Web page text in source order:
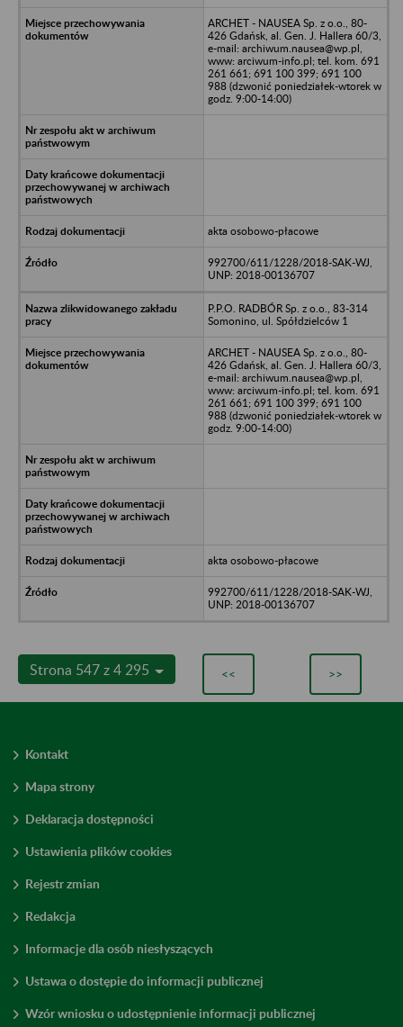
ARCHET - NAUSEA Sp. z o.o., 80-
426 Gdańsk, al. Gen. J. Hallera 60/3,
e-mail: archiwum.nausea@wp.pl,
www: arciwum-info.pl; tel. kom. 691
261 661; 691 100 399; 691 100
988 (dzwonić poniedziałek-wtorek w
godz. 9:00-14:00)
akta osobowo-płacowe
992700/611/1228/2018-SAK-WJ,
UNP: 2018-00136707
P.P.O. RADBÓR Sp. z o.o., 83-314
Somonino, ul. Spółdzielców 1
ARCHET - NAUSEA Sp. z o.o., 80-
426 Gdańsk, al. Gen. J. Hallera 60/3,
e-mail: archiwum.nausea@wp.pl,
www: arciwum-info.pl; tel. kom. 691
261 661; 691 100 399; 691 100
988 (dzwonić poniedziałek-wtorek w
godz. 9:00-14:00)
akta osobowo-płacowe
992700/611/1228/2018-SAK-WJ,
UNP: 2018-00136707
Strona 547 z 4 295 << >>
Kontakt
Mapa strony
Deklaracja dostępności
Ustawienia plików cookies
Rejestr zmian
Redakcja
Informacje dla osób niesłyszących
Ustawa o dostępie do informacji publicznej
Wzór wniosku o udostępnienie informacji publicznej